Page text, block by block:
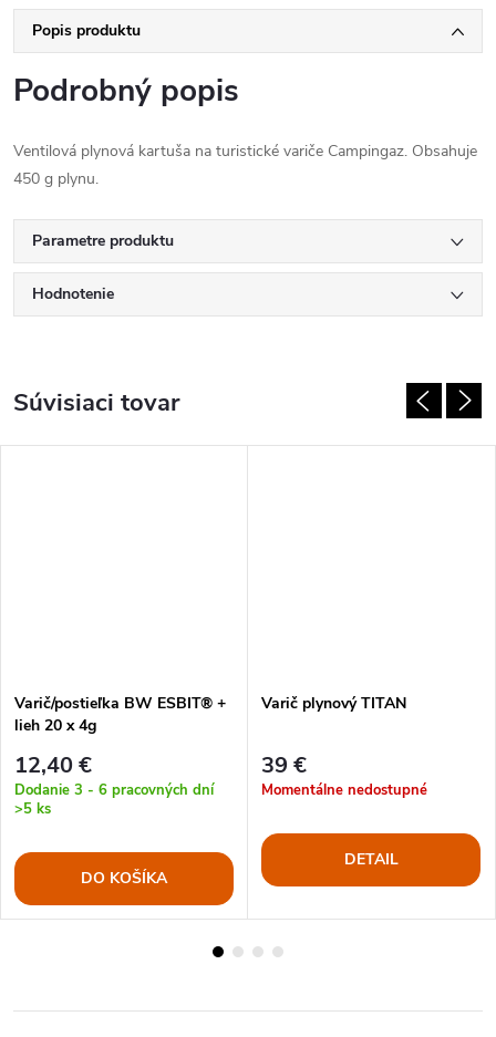
Popis produktu
Podrobný popis
Ventilová plynová kartuša na turistické variče Campingaz. Obsahuje
450 g plynu.
Parametre produktu
Hodnotenie
Súvisiaci tovar
Varič/postieľka BW ESBIT® +
lieh 20 x 4g
12,40 €
Dodanie 3 - 6 pracovných dní
>5 ks
DO KOŠÍKA
Varič plynový TITAN
39 €
Momentálne nedostupné
DETAIL